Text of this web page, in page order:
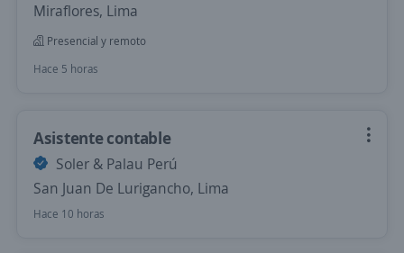
Miraflores, Lima
Presencial y remoto
Hace 5 horas
Asistente contable
Soler & Palau Perú
San Juan De Lurigancho, Lima
Hace 10 horas